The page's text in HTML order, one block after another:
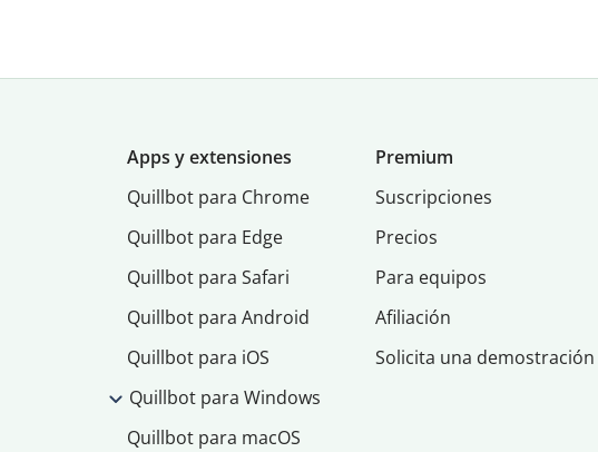
Apps y extensiones
Quillbot para Chrome
Quillbot para Edge
Quillbot para Safari
Quillbot para Android
Quillbot para iOS
Quillbot para Windows
Quillbot para macOS
Premium
Suscripciones
Precios
Para equipos
Afiliación
Solicita una demostración